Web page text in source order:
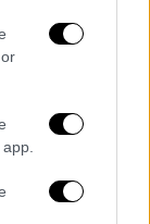
απαγόρευση
του
άλλου
ακολουθεί
αυστηρά